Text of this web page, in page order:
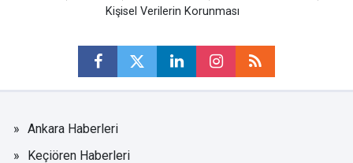
Kişisel Verilerin Korunması
Ankara Haberleri
Keçiören Haberleri